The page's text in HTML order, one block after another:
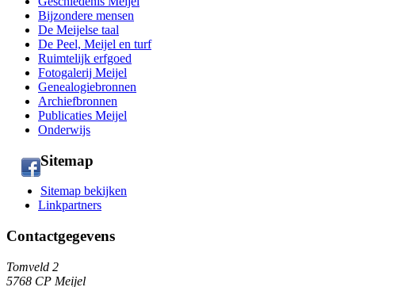
Bijzondere mensen
De Meijelse taal
De Peel, Meijel en turf
Ruimtelijk erfgoed
Fotogalerij Meijel
Genealogiebronnen
Archiefbronnen
Publicaties Meijel
Onderwijs
Sitemap
Sitemap bekijken
Linkpartners
Contactgegevens
Tomveld 2
5768 CP Meijel